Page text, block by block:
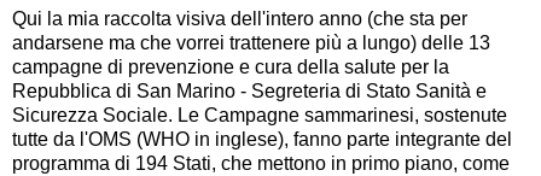
Qui la mia raccolta visiva dell'intero anno (che sta per
andarsene ma che vorrei trattenere più a lungo) delle 13
campagne di prevenzione e cura della salute per la
Repubblica di San Marino - Segreteria di Stato Sanità e
Sicurezza Sociale. Le Campagne sammarinesi, sostenute
tutte da l'OMS (WHO in inglese), fanno parte integrante del
programma di 194 Stati, che mettono in primo piano, come